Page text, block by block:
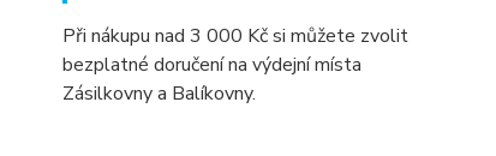
Při nákupu nad 3 000 Kč si můžete zvolit
bezplatné doručení na výdejní místa
Zásilkovny a Balíkovny.